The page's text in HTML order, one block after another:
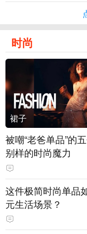
时尚
裙子
被嘲“老爸单品”的
别样的时尚魔力
这件极简时尚单品
元生活场景？